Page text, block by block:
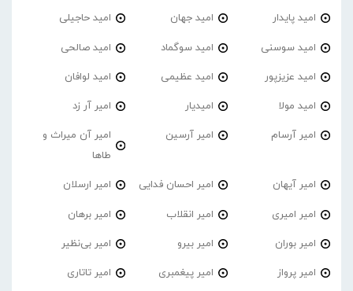
امید پایدار امید جهان امید حاجیلی
امید سوسنی امید سوگماد امید صالحی
امید عزیزپور امید عظیمی امید لوافان
امید مولا امیدیار امیر آر زد
امیر آرسام امیر آرسین
امیر آن میراث و
طاها
امیر آیهان امیر احسان فدایی امیر ارسلان
امیر امیری امیر انقلاب امیر برهان
امیر‌ بوران امیر بیرو امیر بی‌نظیر
امیر پرواز امیر پیغمبری امیر تاتاری